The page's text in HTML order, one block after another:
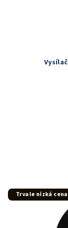
Trvale nízká cena